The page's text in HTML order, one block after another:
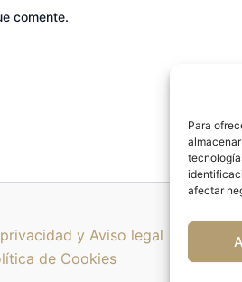
Para
afectar
comente.
y Aviso legal
de Cookies